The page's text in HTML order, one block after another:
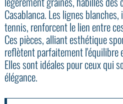
Casablanca. Les lignes
tennis, renforcent le lien entre
Ces pièces, alliant esthétique
reflètent parfaitement l'équilibre
Elles sont idéales pour ceux qui
élégance.